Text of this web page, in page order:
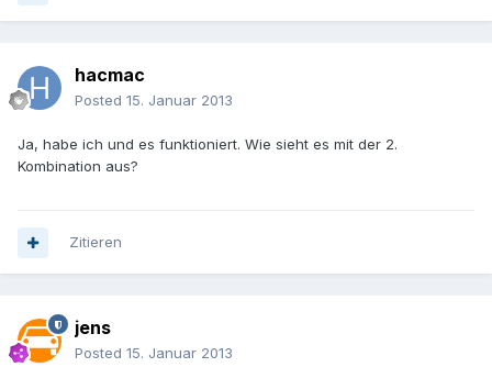
hacmac
Posted 15. Januar 2013
Ja, habe ich und es funktioniert. Wie sieht es mit der 2.
Kombination aus?
Zitieren
jens
Posted 15. Januar 2013